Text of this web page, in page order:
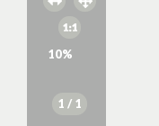
10%
1 / 1